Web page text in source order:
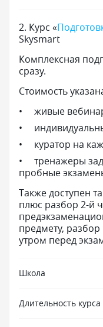
2. Курс «
Skysmart
Комплексная
сразу.
Стоимость
живые
куратор на
тренажеры
пробные
Также доступен
плюс разбор 2-й
предмету,
утром перед
Школа
Длительность курса